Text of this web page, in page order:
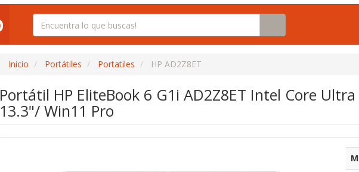
Inicio Portátiles Portatiles HP AD2Z8ET
Portátil HP EliteBook 6 G1i AD2Z8ET Intel Core
13.3"/ Win11 Pro